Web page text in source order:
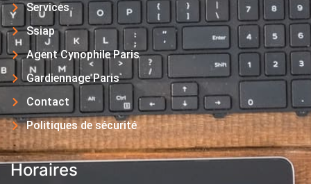
Services
Ssiap
Agent Cynophile Paris
Gardiennage Paris
Contact
Politiques de sécurité
Horaires